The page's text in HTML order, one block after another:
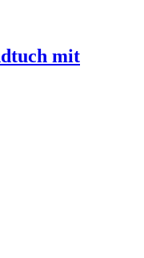
mit